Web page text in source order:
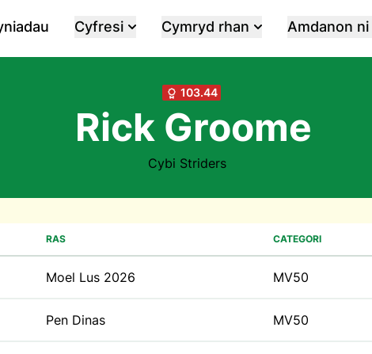
Cyfresi Cymryd rhan Amdanon ni
103.44
Rick Groome
Cybi Striders
RAS CATEGORI
Moel Lus 2026 MV50
Pen Dinas MV50